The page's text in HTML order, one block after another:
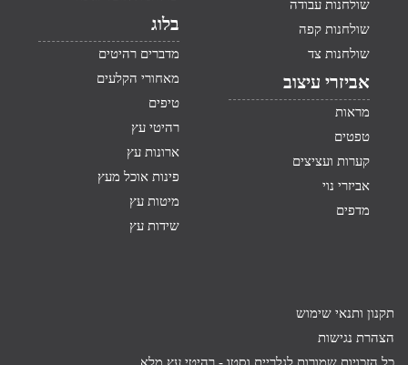
שולחנות עבודה
שולחנות קפה
שולחנות צד
אביזרי עיצוב
מראות
טפטים
קערות ועציצים
אביזרי נוי
מדפים
בלוג
מדברים רהיטים
מאחורי הקלעים
טיפים
רהיטי עץ
ארונות עץ
פינות אוכל מעץ
מיטות עץ
שידות עץ
תקנון ותנאי שימוש
הצהרת נגישות